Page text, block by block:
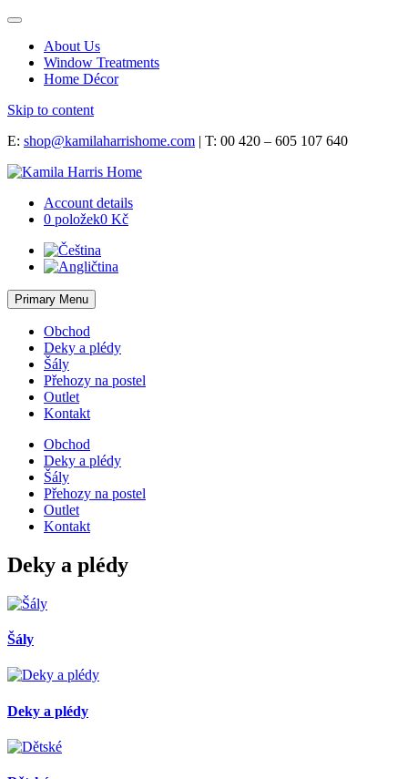
About Us
Window Treatments
Home Décor
Skip to content
E: shop@kamilaharrishome.com | T: 00 420 – 605 107 640
Account details
0 položek0 Kč
Primary Menu
Obchod
Deky a plédy
Šály
Přehozy na postel
Outlet
Kontakt
Obchod
Deky a plédy
Šály
Přehozy na postel
Outlet
Kontakt
Deky a plédy
Šály
Deky a plédy